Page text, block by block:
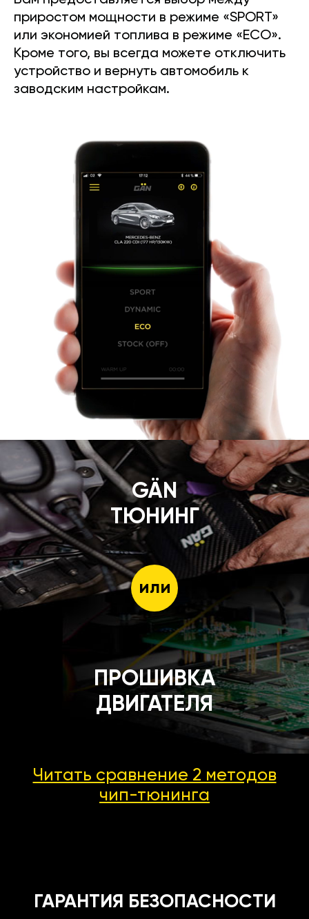
приростом мощности в режиме «SPORT»
или экономией топлива в режиме «ECO».
Кроме того, вы всегда можете отключить
устройство и вернуть автомобиль к
заводским настройкам.
GÄN
ТЮНИНГ
или
ПРОШИВКА
ДВИГАТЕЛЯ
Читать сравнение 2 методов
чип-тюнинга
ГАРАНТИЯ БЕЗОПАСНОСТИ